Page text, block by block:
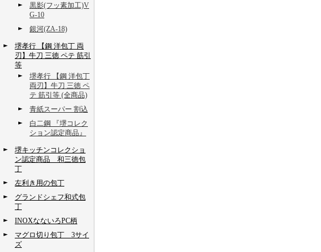
黒影(フッ素加工)V
G-10
銀河(ZA-18)
堺孝行 【鋼 洋包丁 両
刃】牛刀 三徳 ペテ 筋引
等
堺孝行 【鋼 洋包丁
両刃】牛刀 三徳 ペ
テ 筋引等 (全商品)
青紙スーパー 割込
白二鋼 『堺コレク
ション認定商品』
堺キッチンコレクショ
ン認定商品 和三徳包
丁
左利き用の包丁
グランドシェフ和式包
丁
INOXなないろPC柄
マグロ切り包丁 3サイ
ズ